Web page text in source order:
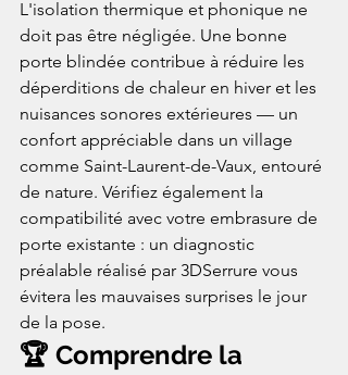
L'isolation thermique et phonique ne
doit pas être négligée. Une bonne
porte blindée contribue à réduire les
déperditions de chaleur en hiver et les
nuisances sonores extérieures — un
confort appréciable dans un village
comme Saint-Laurent-de-Vaux, entouré
de nature. Vérifiez également la
compatibilité avec votre embrasure de
porte existante : un diagnostic
préalable réalisé par 3DSerrure vous
évitera les mauvaises surprises le jour
de la pose.
🏆 Comprendre la